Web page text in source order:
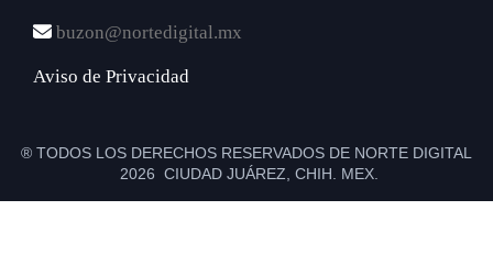
buzon@nortedigital.mx
Aviso de Privacidad
® TODOS LOS DERECHOS RESERVADOS DE NORTE DIGITAL
2026 CIUDAD JUÁREZ, CHIH. MEX.